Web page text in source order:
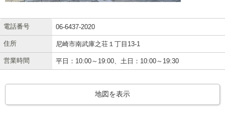
電話番号 06-6437-2020
住所 尼崎市南武庫之荘１丁目13-1
営業時間 平日：10:00～19:00、土日：10:00～19:30
地図を表示